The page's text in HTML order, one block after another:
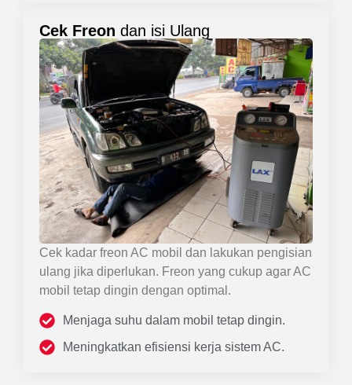
Cek Freon dan isi Ulang
Cek kadar freon AC mobil dan lakukan pengisian
ulang jika diperlukan. Freon yang cukup agar AC
mobil tetap dingin dengan optimal.
Menjaga suhu dalam mobil tetap dingin.
Meningkatkan efisiensi kerja sistem AC.